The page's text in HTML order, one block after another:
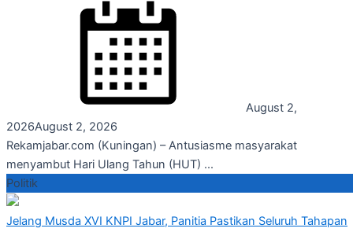
August 2,
2026August 2, 2026
Rekamjabar.com (Kuningan) – Antusiasme masyarakat
menyambut Hari Ulang Tahun (HUT) ...
Politik
Jelang Musda XVI KNPI Jabar, Panitia Pastikan Seluruh Tahapan